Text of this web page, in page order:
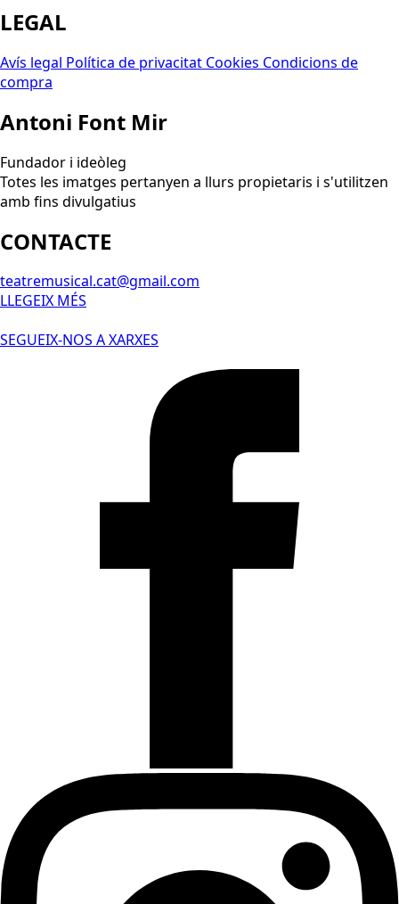
LEGAL
Avís legal Política de privacitat Cookies Condicions de
compra
Antoni Font Mir
Fundador i ideòleg
Totes les imatges pertanyen a llurs propietaris i s'utilitzen
amb fins divulgatius
CONTACTE
teatremusical.cat@gmail.com
LLEGEIX MÉS
SEGUEIX-NOS A XARXES